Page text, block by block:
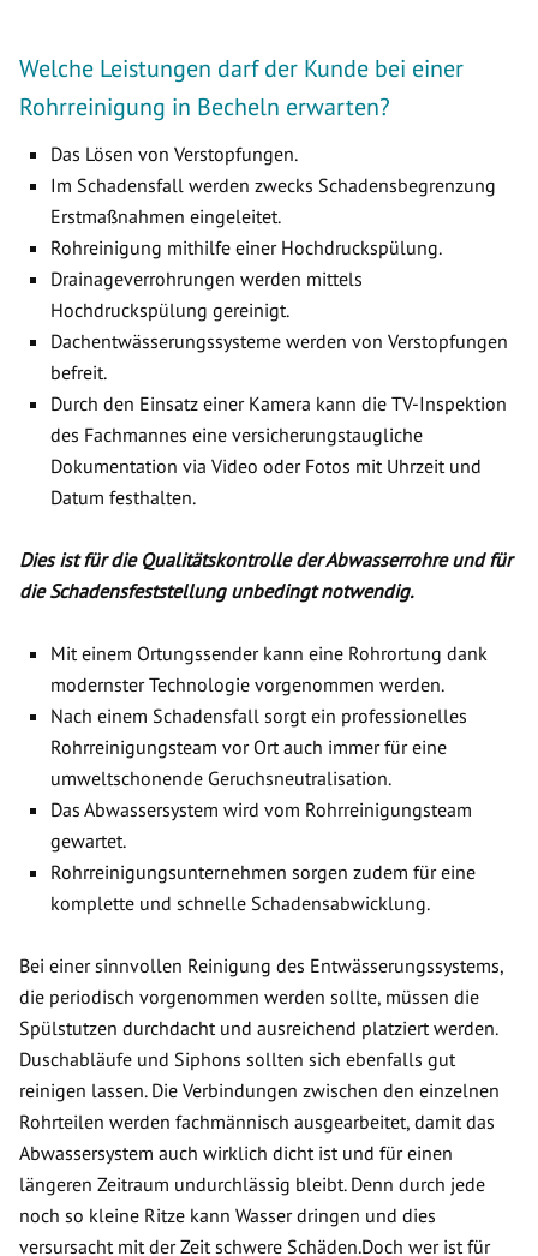
Welche Leistungen darf der Kunde bei einer
Rohrreinigung in Becheln erwarten?
Das Lösen von Verstopfungen.
Im Schadensfall werden zwecks Schadensbegrenzung
Erstmaßnahmen eingeleitet.
Rohreinigung mithilfe einer Hochdruckspülung.
Drainageverrohrungen werden mittels
Hochdruckspülung gereinigt.
Dachentwässerungssysteme werden von Verstopfungen
befreit.
Durch den Einsatz einer Kamera kann die TV-Inspektion
des Fachmannes eine versicherungstaugliche
Dokumentation via Video oder Fotos mit Uhrzeit und
Datum festhalten.
Dies ist für die Qualitätskontrolle der Abwasserrohre und für
die Schadensfeststellung unbedingt notwendig.
Mit einem Ortungssender kann eine Rohrortung dank
modernster Technologie vorgenommen werden.
Nach einem Schadensfall sorgt ein professionelles
Rohrreinigungsteam vor Ort auch immer für eine
umweltschonende Geruchsneutralisation.
Das Abwassersystem wird vom Rohrreinigungsteam
gewartet.
Rohrreinigungsunternehmen sorgen zudem für eine
komplette und schnelle Schadensabwicklung.
Bei einer sinnvollen Reinigung des Entwässerungssystems,
die periodisch vorgenommen werden sollte, müssen die
Spülstutzen durchdacht und ausreichend platziert werden.
Duschabläufe und Siphons sollten sich ebenfalls gut
reinigen lassen. Die Verbindungen zwischen den einzelnen
Rohrteilen werden fachmännisch ausgearbeitet, damit das
Abwassersystem auch wirklich dicht ist und für einen
längeren Zeitraum undurchlässig bleibt. Denn durch jede
noch so kleine Ritze kann Wasser dringen und dies
versursacht mit der Zeit schwere Schäden.Doch wer ist für